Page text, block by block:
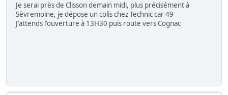
Je serai près de Clisson demain midi, plus précisément à
Sèvremoine, je dépose un colis chez Technic car 49
J'attends l'ouverture à 13H30 puis route vers Cognac